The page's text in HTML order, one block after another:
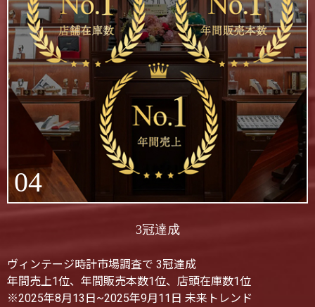
04
3冠達成
ヴィンテージ時計市場調査で 3冠達成
年間売上1位、年間販売本数1位、店頭在庫数1位
※2025年8月13日~2025年9月11日 未来トレンド